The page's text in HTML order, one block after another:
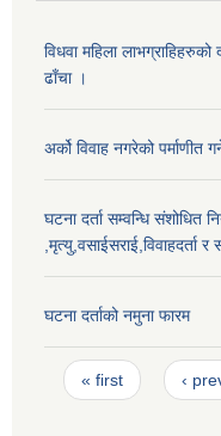
विधवा महिला
ढाँचा ।
अर्को विवाह नगरेको पर्माणीत
घटना दर्ता सम्वन्धि संशोधित
,मृत्यु,वसाईसराई,विवाहदर्ता
घटना दर्ताको नमुना फारम
Pages
« first ‹